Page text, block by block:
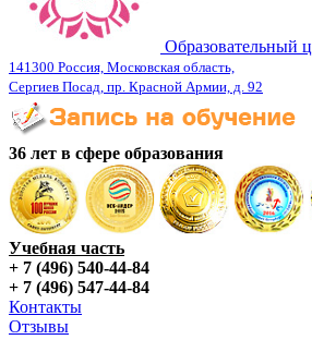
Образовательный
141300 Россия, Московская область,
Сергиев Посад, пр. Красной Армии, д. 92
36 лет в сфере образования
Учебная часть
+ 7 (496) 540-44-84
+ 7 (496) 547-44-84
Контакты
Отзывы